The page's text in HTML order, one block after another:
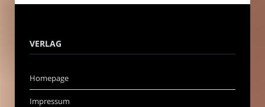
VERLAG
Homepage
Impressum